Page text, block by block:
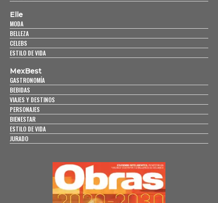
Elle
MODA
BELLEZA
CELEBS
ESTILO DE VIDA
MexBest
GASTRONOMÍA
BEBIDAS
VIAJES Y DESTINOS
PERSONAJES
BIENESTAR
ESTILO DE VIDA
JURADO